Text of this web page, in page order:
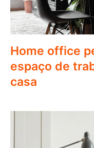
Home office
espaço de
casa